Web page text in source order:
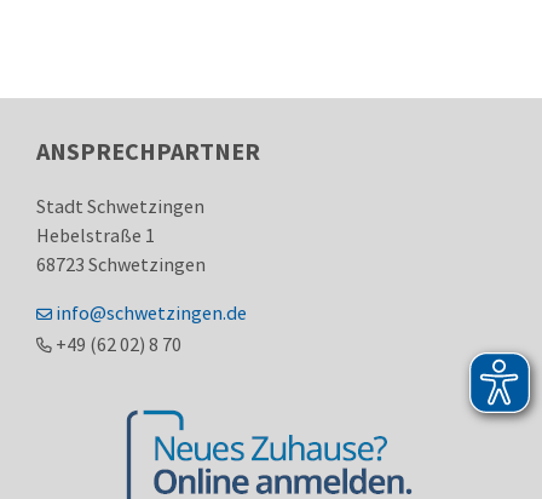
ANSPRECHPARTNER
Stadt Schwetzingen
Hebelstraße 1
68723 Schwetzingen
info@schwetzingen.de
+49 (6202) 8 70